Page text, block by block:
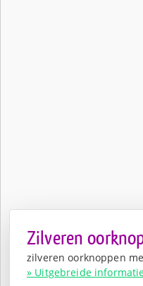
Zilveren
zilveren oorknoppen
» Uitgebreide